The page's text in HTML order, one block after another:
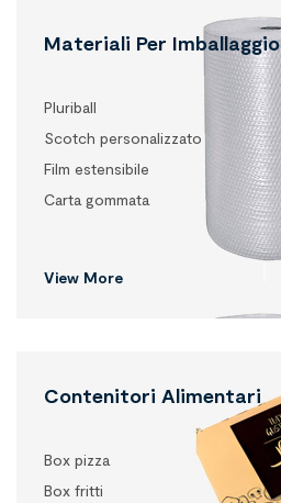
Materiali Per Imballaggio
Pluriball
Scotch personalizzato
Film estensibile
Carta gommata
View More
Contenitori Alimentari
Box pizza
Box fritti